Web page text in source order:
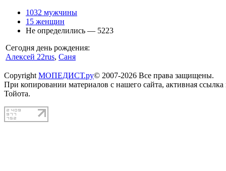
1032 мужчины
15 женщин
Не определились — 5223
Сегодня день рождения:
Алексей 22rus, Саня
Copyright МОПЕДИСТ.ру© 2007-2026 Все права защищены.
При копировании материалов с нашего сайта, активная
Тойота.